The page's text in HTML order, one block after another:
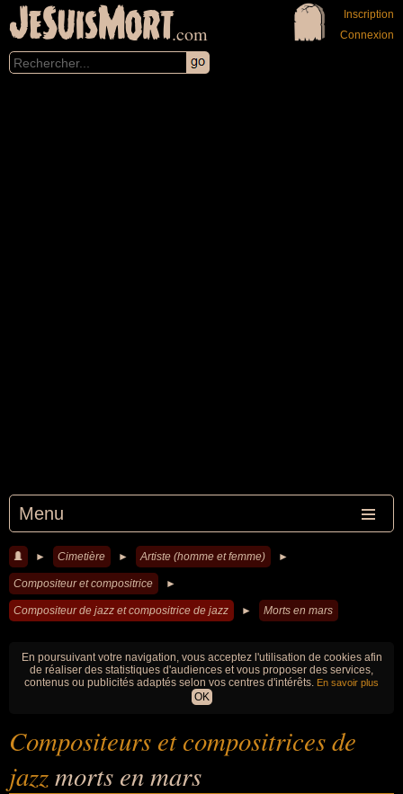
JeSuisMort.com
Menu
Inscription
Connexion
► Cimetière ► Artiste (homme et femme) ►
Compositeur et compositrice ►
Compositeur de jazz et compositrice de jazz ► Morts en mars
En poursuivant votre navigation, vous acceptez l'utilisation de cookies afin
de réaliser des statistiques d'audiences et vous proposer des services,
contenus ou publicités adaptés selon vos centres d'intérêts. En savoir plus
OK
Compositeurs et compositrices de
jazzmorts en mars